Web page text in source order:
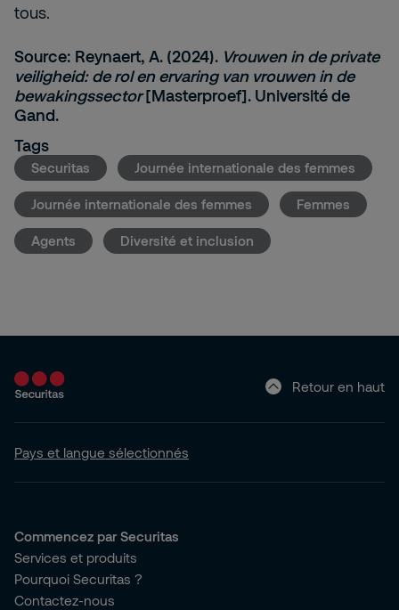
tous.
Source: Reynaert, A. (2024). Vrouwen in de private
veiligheid: de rol en ervaring van vrouwen in de
bewakingssector [Masterproef]. Université de
Gand.
Tags
Securitas Journée internationale des femmes
Journée internationale des femmes Femmes
Agents Diversité et inclusion
Retour en haut
Pays et langue sélectionnés
Commencez par Securitas
Services et produits
Pourquoi Securitas ?
Contactez-nous